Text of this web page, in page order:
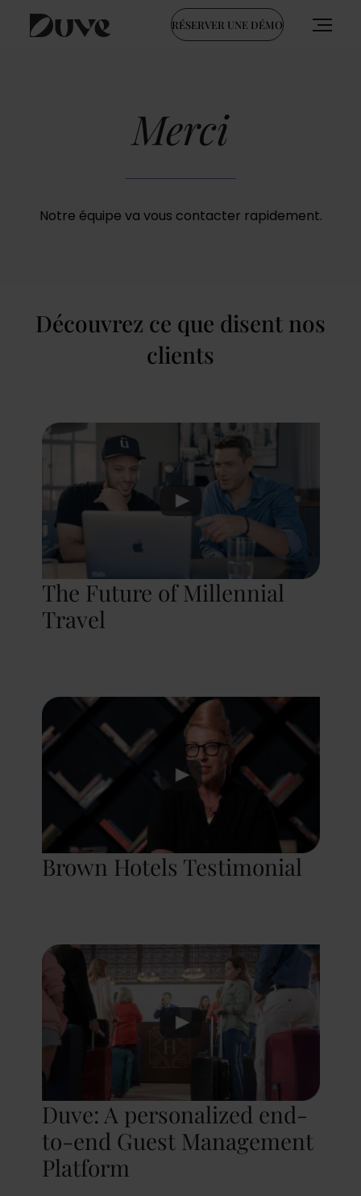
RÉSERVER UNE DÉMO
Merci
Notre équipe va vous contacter rapidement.
Découvrez ce que disent nos
clients
The Future of Millennial
Travel
Brown Hotels Testimonial
Duve: A personalized end-
to-end Guest Management
Platform